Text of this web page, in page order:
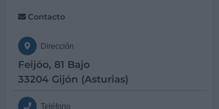
Contacto
Dirección
Feijóo, 81 Bajo
33204 Gijón (Asturias)
Teléfono